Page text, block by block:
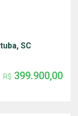
SC
R$ 399.900,00